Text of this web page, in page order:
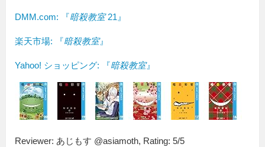
DMM.com: 『暗殺教室21』
楽天市場: 『暗殺教室』
Yahoo! ショッピング: 『暗殺教室』
Reviewer: あじもす @asiamoth, Rating: 5/5